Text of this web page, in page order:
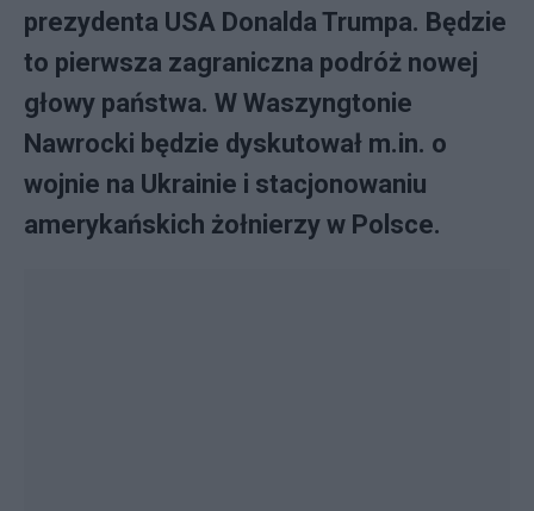
prezydenta USA Donalda Trumpa. Będzie
to pierwsza zagraniczna podróż nowej
głowy państwa. W Waszyngtonie
Nawrocki będzie dyskutował m.in. o
wojnie na Ukrainie i stacjonowaniu
amerykańskich żołnierzy w Polsce.